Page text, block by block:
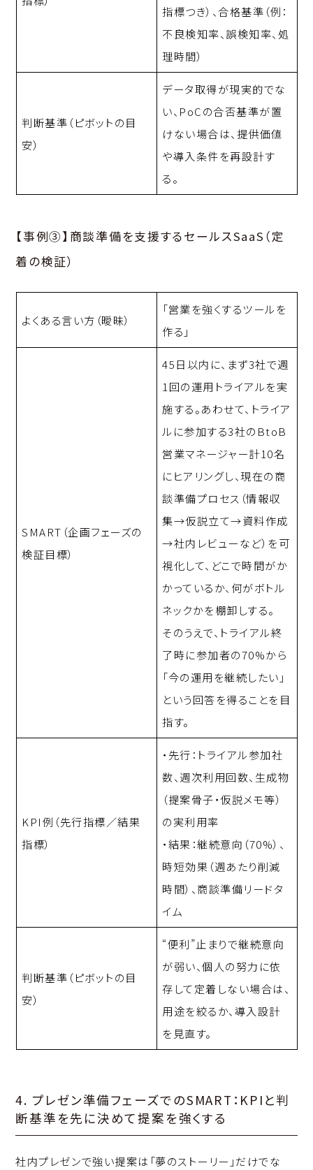
指標つき）、合格基準（例：
不良検知率、誤検知率、処
理時間）
判断基準（ピボットの目
安）
データ取得が現実的でな
い、PoCの合否基準が置
けない場合は、提供価値
や導入条件を再設計す
る。
【事例③】商談準備を支援するセールスSaaS（定
着の検証）
よくある言い方（曖昧）
「営業を強くするツールを
作る」
SMART（企画フェーズの
検証目標）
45日以内に、まず3社で週
1回の運用トライアルを実
施する。あわせて、トライア
ルに参加する3社のBtoB
営業マネージャー計10名
にヒアリングし、現在の商
談準備プロセス（情報収
集→仮説立て→資料作成
→社内レビューなど）を可
視化して、どこで時間がか
かっているか、何がボトル
ネックかを棚卸しする。
そのうえで、トライアル終
了時に参加者の70%から
「今の運用を継続したい」
という回答を得ることを目
指す。
KPI例（先行指標／結果
指標）
・先行：トライアル参加社
数、週次利用回数、生成物
（提案骨子・仮説メモ等）
の実利用率
・結果：継続意向（70%）、
時短効果（週あたり削減
時間）、商談準備リードタ
イム
判断基準（ピボットの目
安）
“便利”止まりで継続意向
が弱い、個人の努力に依
存して定着しない場合は、
用途を絞るか、導入設計
を見直す。
4. プレゼン準備フェーズでのSMART：KPIと判
断基準を先に決めて提案を強くする
社内プレゼンで強い提案は「夢のストーリー」だけでな